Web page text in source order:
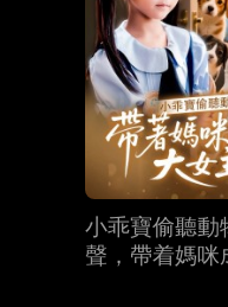
小乖寶偷聽動
聲，帶着媽咪